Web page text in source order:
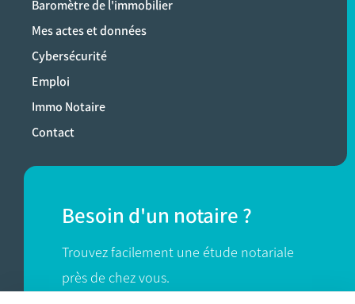
Baromètre de l'immobilier
Mes actes et données
Cybersécurité
Emploi
Immo Notaire
Contact
Besoin d'un notaire ?
Trouvez facilement une étude notariale
près de chez vous.